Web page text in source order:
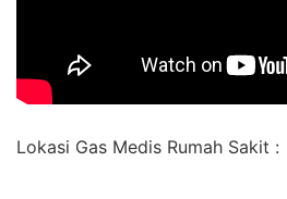
Lokasi Gas Medis Rumah Sakit :